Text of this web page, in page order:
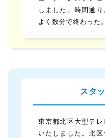
しました。時間通
よく数分で終わった。
スタ
東京都北区大型テ
いたしました。北